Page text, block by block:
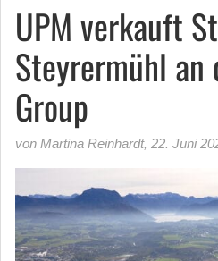
UPM verkauft
Steyrermühl an
Group
von Martina Reinhardt, 22. Juni